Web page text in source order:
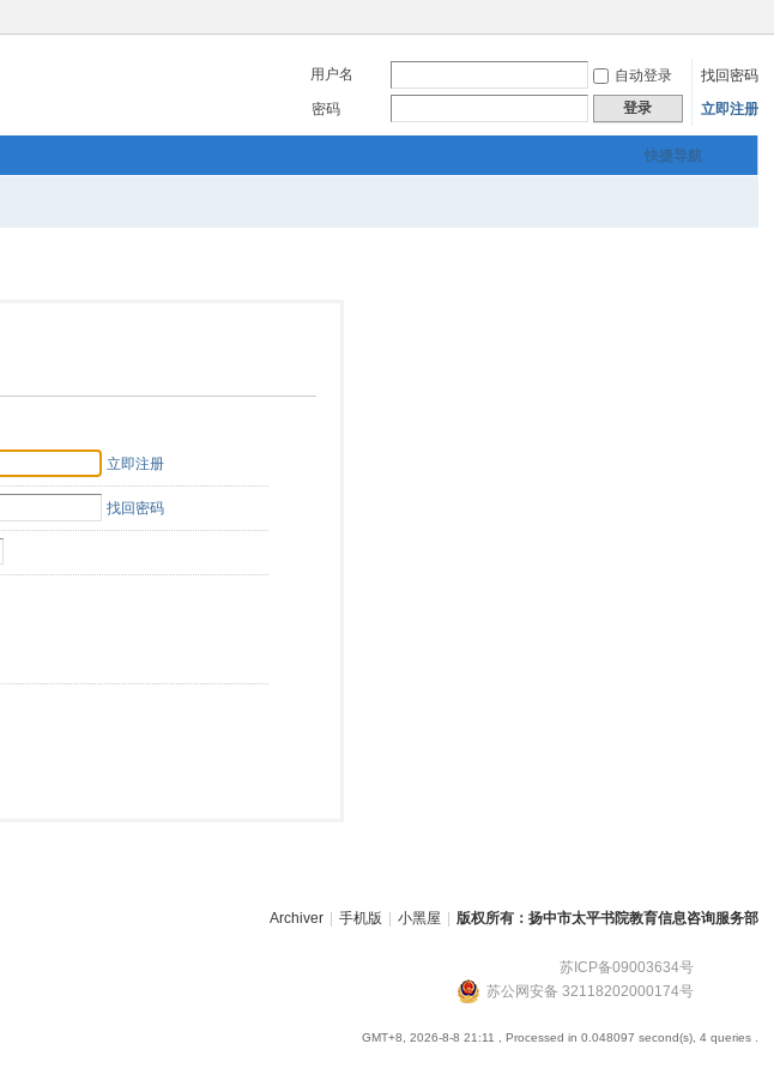
用户名 自动登录
找回密码
密码
登录 立即注册
快捷导航
立即注册
找回密码
Archiver 手机版 小黑屋 版权所有：扬中市太平书院教育信息咨询服务部
苏ICP备09003634号
苏公网安备 32118202000174号
GMT+8, 2026-8-8 21:11 , Processed in 0.048097 second(s), 4 queries .